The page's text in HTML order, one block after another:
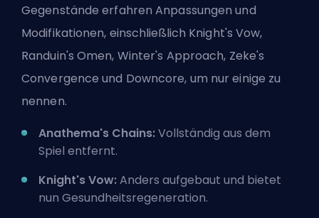
Gegenstände erfahren Anpassungen und
Modifikationen, einschließlich Knight's Vow,
Randuin's Omen, Winter's Approach, Zeke's
Convergence und Downcore, um nur einige zu
nennen.
Anathema's Chains:Vollständig aus dem
Spiel entfernt.
Knight's Vow:Anders aufgebaut und bietet
nun Gesundheitsregeneration.